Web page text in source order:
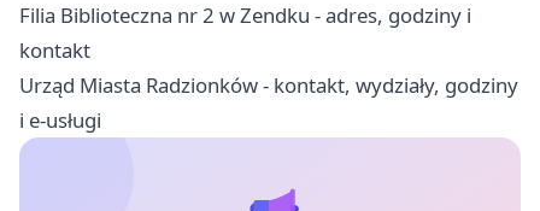
Filia Biblioteczna nr 2 w Zendku - adres, godziny i
kontakt
Urząd Miasta Radzionków - kontakt, wydziały, godziny
i e-usługi